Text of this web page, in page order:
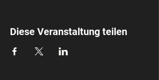
Diese Veranstaltung teilen